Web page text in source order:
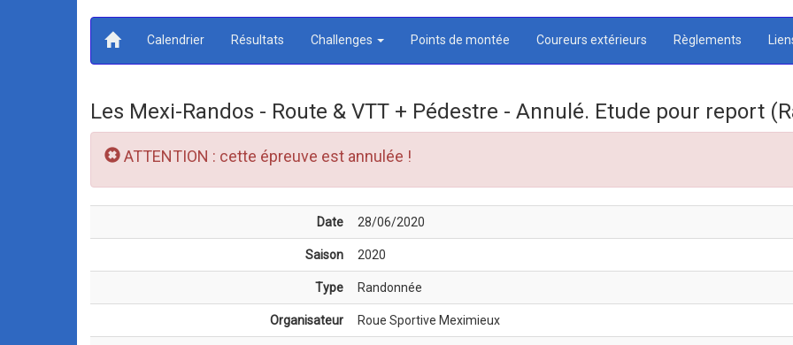
Calendrier Résultats Challenges Points de montée Coureurs extérieurs Règlements
Les Mexi-Randos - Route & VTT + Pédestre - Annulé. Etude pour report
ATTENTION : cette épreuve est annulée !
Date 28/06/2020
Saison 2020
Type Randonnée
Organisateur Roue Sportive Meximieux